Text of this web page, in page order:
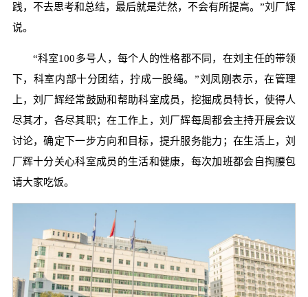
践，不去思考和总结，最后就是茫然，不会有所提高。”刘厂辉
说。
“科室100多号人，每个人的性格都不同，在刘主任的带领
下，科室内部十分团结，拧成一股绳。”刘凤刚表示，在管理
上，刘厂辉经常鼓励和帮助科室成员，挖掘成员特长，使得人
尽其才，各尽其职；在工作上，刘厂辉每周都会主持开展会议
讨论，确定下一步方向和目标，提升服务能力；在生活上，刘
厂辉十分关心科室成员的生活和健康，每次加班都会自掏腰包
请大家吃饭。